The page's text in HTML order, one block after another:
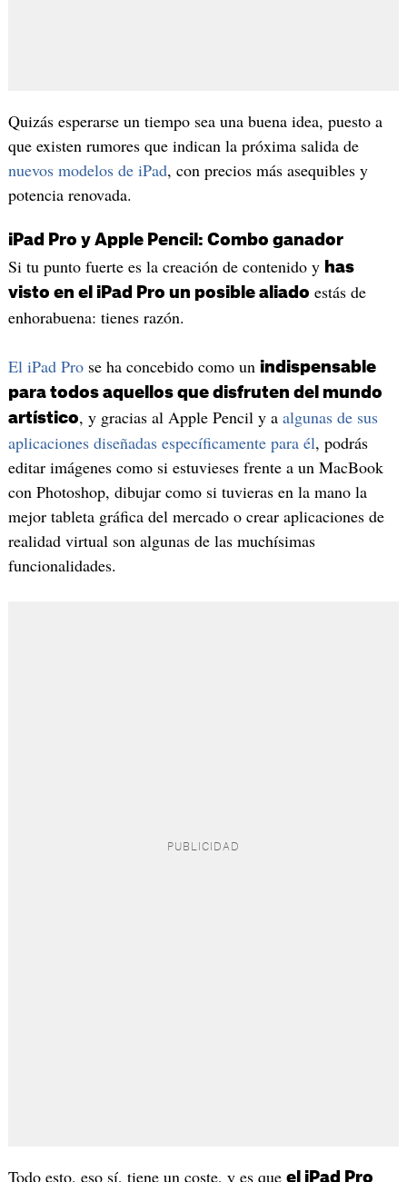
Quizás esperarse un tiempo sea una buena idea, puesto a
que existen rumores que indican la próxima salida de
nuevos modelos de iPad, con precios más asequibles y
potencia renovada.
iPad Pro y Apple Pencil: Combo ganador
Si tu punto fuerte es la creación de contenido y has
visto en el iPad Pro un posible aliado estás de
enhorabuena: tienes razón.
El iPad Prose ha concebido como un indispensable
para todos aquellos que disfruten del mundo
artístico, y gracias al Apple Pencil y a algunas de sus
aplicaciones diseñadas específicamente para él, podrás
editar imágenes como si estuvieses frente a un MacBook
con Photoshop, dibujar como si tuvieras en la mano la
mejor tableta gráfica del mercado o crear aplicaciones de
realidad virtual son algunas de las muchísimas
funcionalidades.
Todo esto, eso sí, tiene un coste, y es que el iPad Pro